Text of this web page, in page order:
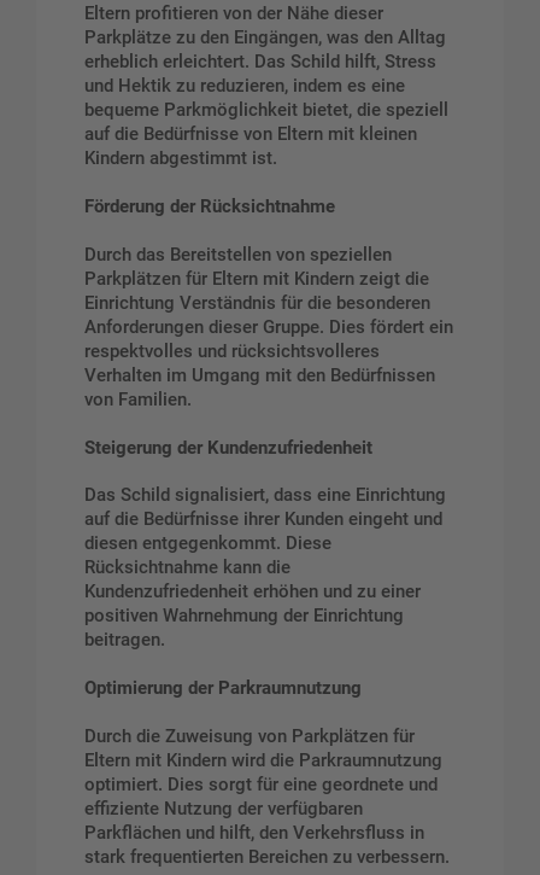
Eltern profitieren von der Nähe dieser
Parkplätze zu den Eingängen, was den Alltag
erheblich erleichtert. Das Schild hilft, Stress
und Hektik zu reduzieren, indem es eine
bequeme Parkmöglichkeit bietet, die speziell
auf die Bedürfnisse von Eltern mit kleinen
Kindern abgestimmt ist.
Förderung der Rücksichtnahme
Durch das Bereitstellen von speziellen
Parkplätzen für Eltern mit Kindern zeigt die
Einrichtung Verständnis für die besonderen
Anforderungen dieser Gruppe. Dies fördert ein
respektvolles und rücksichtsvolleres
Verhalten im Umgang mit den Bedürfnissen
von Familien.
Steigerung der Kundenzufriedenheit
Das Schild signalisiert, dass eine Einrichtung
auf die Bedürfnisse ihrer Kunden eingeht und
diesen entgegenkommt. Diese
Rücksichtnahme kann die
Kundenzufriedenheit erhöhen und zu einer
positiven Wahrnehmung der Einrichtung
beitragen.
Optimierung der Parkraumnutzung
Durch die Zuweisung von Parkplätzen für
Eltern mit Kindern wird die Parkraumnutzung
optimiert. Dies sorgt für eine geordnete und
effiziente Nutzung der verfügbaren
Parkflächen und hilft, den Verkehrsfluss in
stark frequentierten Bereichen zu verbessern.